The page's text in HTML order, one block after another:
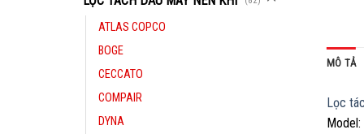
MÔ TẢ
Lọc
Model:
ATLAS COPCO
BOGE
CECCATO
COMPAIR
DYNA